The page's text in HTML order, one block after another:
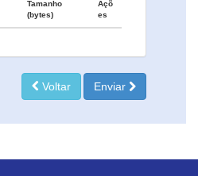
Tamanho
(bytes)
Açõ
es
Voltar Enviar